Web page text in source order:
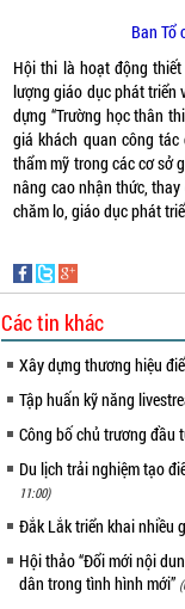
Ban Tổ
Hội thi là hoạt động
lượng giáo dục phát triển
dựng “Trường học thân
giá khách quan công
thẩm mỹ trong các cơ sở
nâng cao nhận thức,
chăm lo, giáo dục phát
Các tin khác
Xây dựng thương hiệu
Tập huấn kỹ năng
Công bố chủ trương đầu
Du lịch trải nghiệm tạo
11:00)
Đắk Lắk triển khai nhiều
Hội thảo “Đổi mới nội
dân trong tình hình mới”